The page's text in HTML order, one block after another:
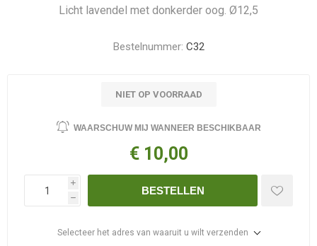
Licht lavendel met donkerder oog. Ø12,5
Bestelnummer: C32
NIET OP VOORRAAD
WAARSCHUW MIJ WANNEER BESCHIKBAAR
€ 10,00
i
h
BESTELLEN
Selecteer het adres van waaruit u wilt verzenden